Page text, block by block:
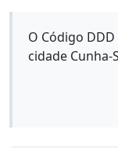
O Código
cidade Cunha-